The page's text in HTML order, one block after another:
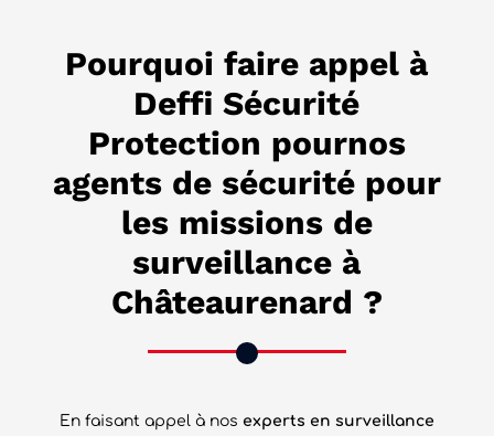
Pourquoi faire appel à
Deffi Sécurité
Protection pournos
agents de sécurité pour
les missions de
surveillance à
Châteaurenard ?
En faisant appel à nos experts en surveillance